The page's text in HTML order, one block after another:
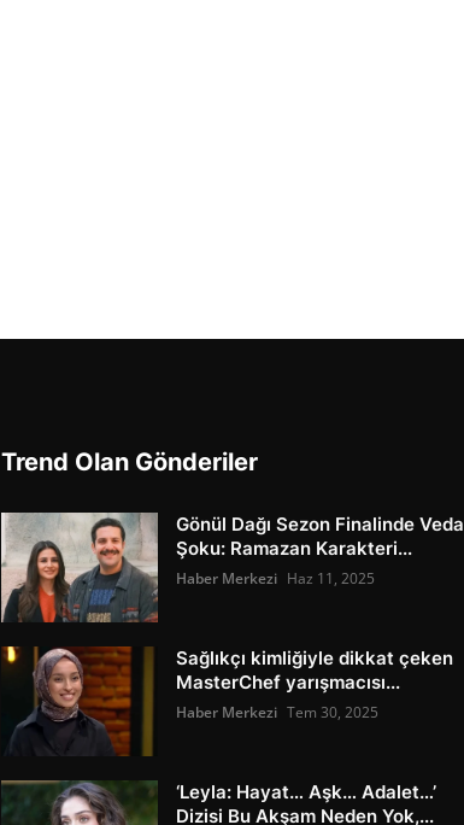
Trend Olan Gönderiler
Gönül Dağı Sezon Finalinde Veda
Şoku: Ramazan Karakteri...
Haber Merkezi Haz 11, 2025
Sağlıkçı kimliğiyle dikkat çeken
MasterChef yarışmacısı...
Haber Merkezi Tem 30, 2025
‘Leyla: Hayat… Aşk… Adalet…’
Dizisi Bu Akşam Neden Yok,...